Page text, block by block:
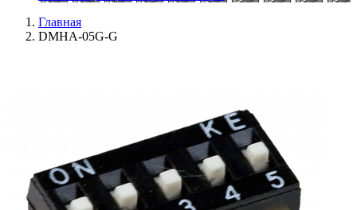
Главная
DMHA-05G-G